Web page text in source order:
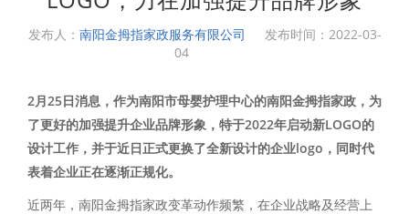
发布人： 南阳金拇指家政服务有限公司 发布时间： 2022-03-
04
2月25日消息，作为南阳市母婴护理中心的南阳金拇指家政，为
了更好的加强提升企业品牌形象，特于2022年启动新LOGO的
设计工作，并于近日正式更换了全新设计的企业logo，同时代
表着企业正在逐渐正规化。
近两年，南阳金拇指家政变革动作频繁，在企业战略及经营上